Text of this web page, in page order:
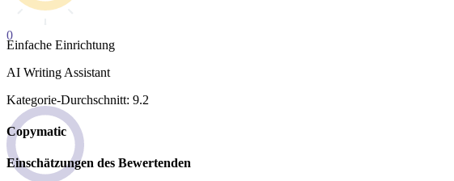
0
Einfache Einrichtung
AI Writing Assistant
Kategorie-Durchschnitt: 9.2
Copymatic
Einschätzungen des Bewertenden